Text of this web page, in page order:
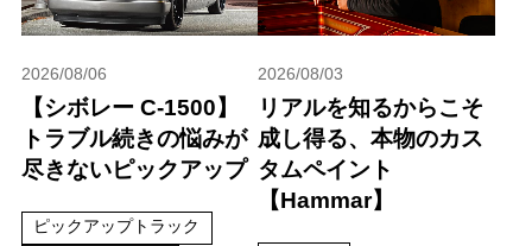
2026/08/06
【シボレー C-1500】
トラブル続きの悩みが
尽きないピックアップ
ピックアップトラック
2026/08/03
リアルを知るからこそ
成し得る、本物のカス
タムペイント
【Hammar】